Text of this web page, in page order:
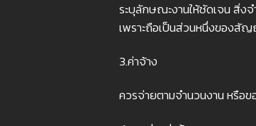
ระบุลักษณะงานให้ชัดเจน สิ่ง
เพราะถือเป็นส่วนหนึ่งของสั
3.ค่าจ้าง
ควรจ่ายตามจำนวนงาน หรือข